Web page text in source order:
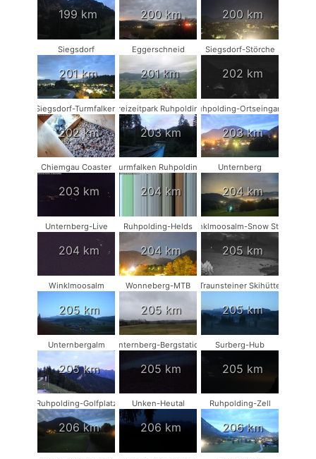
199 km 200 km 200 km
Siegsdorf
201 km
Eggerschneid
201 km
Siegsdorf-Störche
202 km
Siegsdorf-Turmfalken
202 km
Freizeitpark Ruhpolding
203 km
Ruhpolding-Ortseingang
203 km
Chiemgau Coaster
203 km
Turmfalken Ruhpolding
204 km
Unternberg
204 km
Unternberg-Live
204 km
Ruhpolding-Helds
204 km
Winklmoosalm-Snow Stake
205 km
Winklmoosalm
205 km
Wonneberg-MTB
205 km
Traunsteiner Skihütte
205 km
Unternbergalm
205 km
Unternberg-Bergstation
205 km
Surberg-Hub
205 km
Ruhpolding-Golfplatz
206 km
Unken-Heutal
206 km
Ruhpolding-Zell
206 km